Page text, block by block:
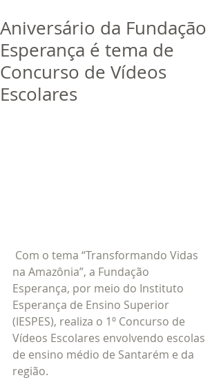
dor
Trabalhe Conosco
Aniversário da Fundação
Esperança é tema de
Concurso de Vídeos
Escolares
na Amazônia”, a Fundação
Esperança, por meio do Instituto
Esperança de Ensino Superior
(IESPES), realiza o 1º Concurso de
Vídeos Escolares envolvendo escolas
de ensino médio de Santarém e da
região.